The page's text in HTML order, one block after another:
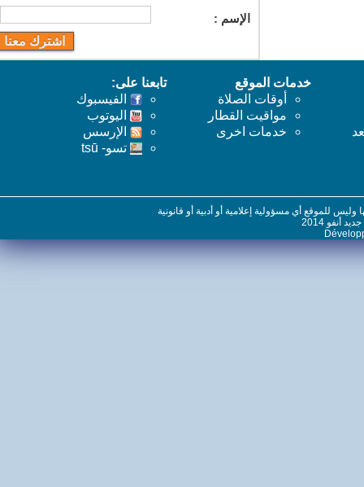
اﻹسم :
خدمات الموقع
أوقات الصلاة
مواقيت القطار
خدمات اخرى
تابعنا على:
الفيسبوك
اليوتوب
اﻹرسس
تسو- tsū
للموقع أي مسؤولية إعلامية أو أدبية أو قانونية
2014